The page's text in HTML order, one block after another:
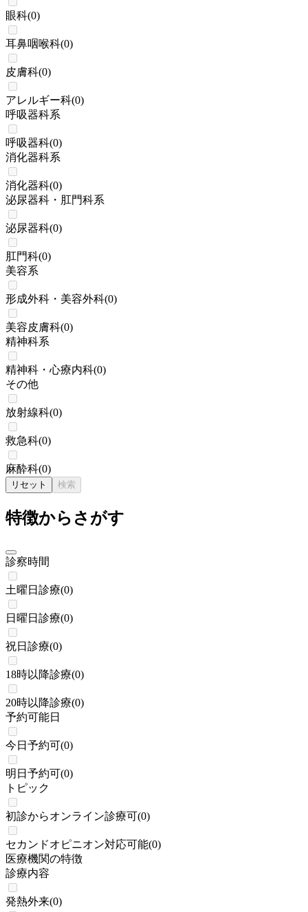
眼科(0)
耳鼻咽喉科(0)
皮膚科(0)
アレルギー科(0)
呼吸器科系
呼吸器科(0)
消化器科系
消化器科(0)
泌尿器科・肛門科系
泌尿器科(0)
肛門科(0)
美容系
形成外科・美容外科(0)
美容皮膚科(0)
精神科系
精神科・心療内科(0)
その他
放射線科(0)
救急科(0)
麻酔科(0)
リセット 検索
特徴からさがす
診察時間
土曜日診療(0)
日曜日診療(0)
祝日診療(0)
18時以降診療(0)
20時以降診療(0)
予約可能日
今日予約可(0)
明日予約可(0)
トピック
初診からオンライン診療可(0)
セカンドオピニオン対応可能(0)
医療機関の特徴
診療内容
発熱外来(0)